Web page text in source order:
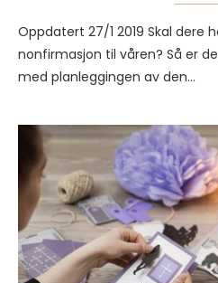
Oppdatert 27/1 2019 Skal dere
nonfirmasjon til våren? Så er
med planleggingen av den…